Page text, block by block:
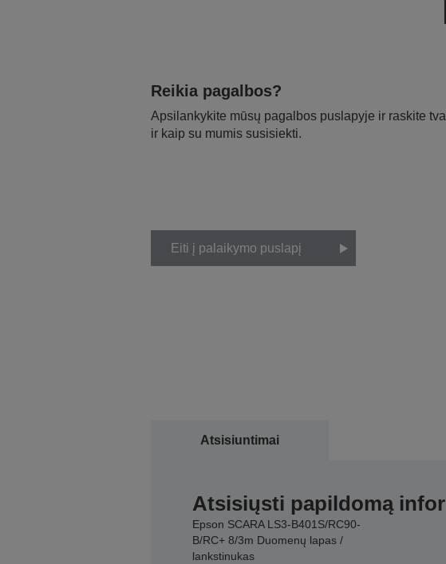
Reikia pagalbos?
Apsilankykite mūsų pagalbos puslapyje ir raskite
ir kaip su mumis susisiekti.
Eiti į palaikymo puslapį
Atsisiuntimai
Atsisiųsti papildomą
Epson SCARA LS3-B401S/RC90-
B/RC+ 8/3m Duomenų lapas /
lankstinukas